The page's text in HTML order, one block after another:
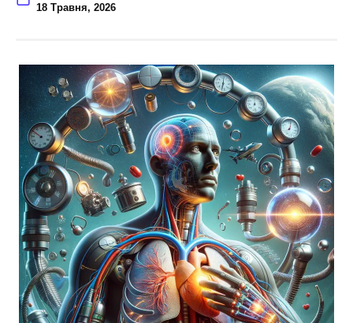
18 Травня, 2026